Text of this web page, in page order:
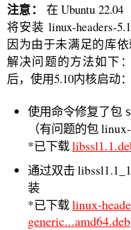
注意：
在 Ubuntu 22.04
将安装 linux-headers-
因为由于未满足的库
解决问题的方法如下
后，使用5.10内核启动：
使用命令修复了包
（有问题的包
*已下载
通过双击
装
*已下载linux-
generic...amd64.deb